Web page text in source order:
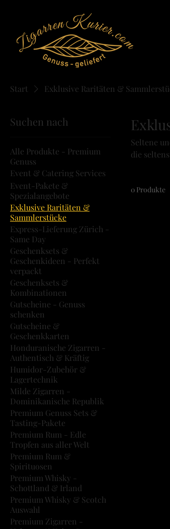
Start Exklusive Raritäten &
Suchen nach
Alle Produkte - Premium
Genuss
Event & Catering Services
Event-Pakete &
Spezialangebote
Exklusive Raritäten &
Sammlerstücke
Express-Lieferung Zürich -
Same Day
Geschenksets &
Geschenkideen - Perfekt
verpackt
Geschenksets &
Kombinationen
Gutscheine - Genuss
schenken
Gutscheine &
Geschenkkarten
Honduranische Zigarren -
Authentisch & Kräftig
Humidor-Zubehör &
Lagertechnik
Milde Zigarren -
Dominikanische Republik
Premium Genuss Sets &
Tasting-Pakete
Premium Rum - Edle
Tropfen aus aller Welt
Premium Rum &
Spirituosen
Premium Whisky -
Schottland & Irland
Premium Whisky & Scotch
Auswahl
Premium Zigarren -
Seltene
die
0 Produkte